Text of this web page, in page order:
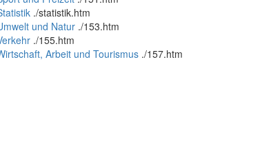
./statistik.htm
und Natur ./153.htm
./155.htm
Arbeit und Tourismus ./157.htm